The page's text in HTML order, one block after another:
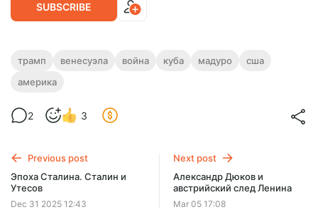
SUBSCRIBE
Венесуэла. Абсолютная решимость
Почему Трампу удалось в Венесуэле то, что казалось
решимость"? Что будет с Кубой?
трамп венесуэла война куба мадуро
сша
америка
2 3
Previous post
Эпоха Сталина. Сталин и
Утесов
Dec 31 2025 12:43
Next post
Александр Дюков и
австрийский след Ленина
Mar 05 17:08